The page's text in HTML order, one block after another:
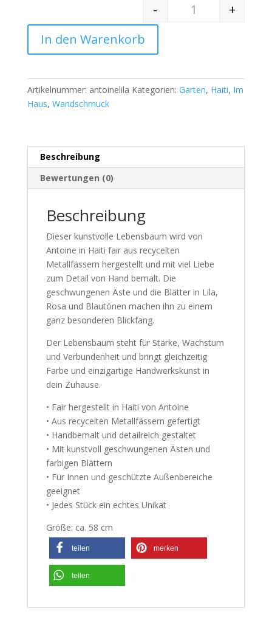
Quantity
-
+
In den Warenkorb
Artikelnummer: antoinelila Kategorien: Garten, Haiti, Im
Haus, Wandschmuck
Beschreibung
Bewertungen (0)
Beschreibung
Dieser kunstvolle Lebensbaum wird von
Antoine in Haiti fair aus recycelten
Metallfässern hergestellt und mit viel Liebe
zum Detail von Hand bemalt. Die
geschwungenen Äste und die Blätter in Lila,
Rosa und Blautönen machen ihn zu einem
ganz besonderen Blickfang.
Der Lebensbaum steht für Stärke, Wachstum
und Verbundenheit und bringt gleichzeitig
Farbe und einzigartige Handwerkskunst in
dein Zuhause.
• Fair hergestellt in Haiti von Antoine
• Aus recycelten Metallfässern gefertigt
• Handbemalt und detailreich gestaltet
• Mit kunstvoll geschwungenen Ästen und
farbigen Blättern
• Für Innen und geschützte Außenbereiche
geeignet
• Jedes Stück ein echtes Unikat
Größe: ca. 58 cm
teilen merken
teilen